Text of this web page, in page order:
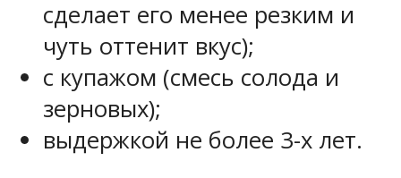
сделает его менее резким и
чуть оттенит вкус);
с купажом (смесь солода и
зерновых);
выдержкой не более 3-х лет.